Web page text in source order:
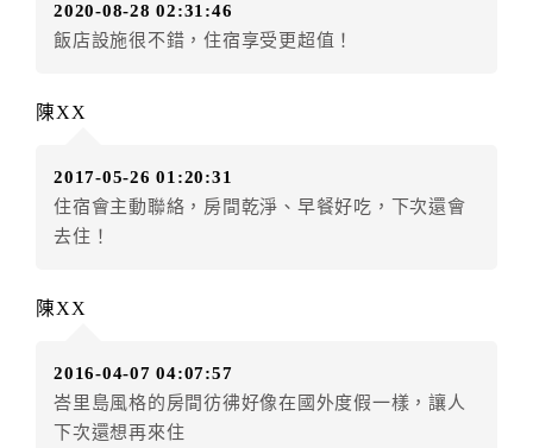
房者不得要求退其差額。（限原訂飯店）
額3個月
．訂房者使用「保留住宿金額」時，請注意！為避免飯
店客滿，敬請及早計畫，如逾時未提出申辦，視同無條
件放棄訂單（住宿權益）。 （限原訂飯店使用）
得辦理取消退款。
．訂單異動後，訂單費用總計小於原訂單費用總計時，
訂房者不得要求退其差額。限原訂飯店
2020-08-28 02:31:46
飯店設施很不錯，住宿享受更超值！
陳XX
2017-05-26 01:20:31
住宿會主動聯絡，房間乾淨、早餐好吃，下次還會
去住！
陳XX
2016-04-07 04:07:57
峇里島風格的房間彷彿好像在國外度假一樣，讓人
下次還想再來住